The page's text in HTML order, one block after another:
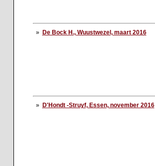
» De Bock H., Wuustwezel, maart 2016
» D'Hondt -Struyf, Essen, november 2016